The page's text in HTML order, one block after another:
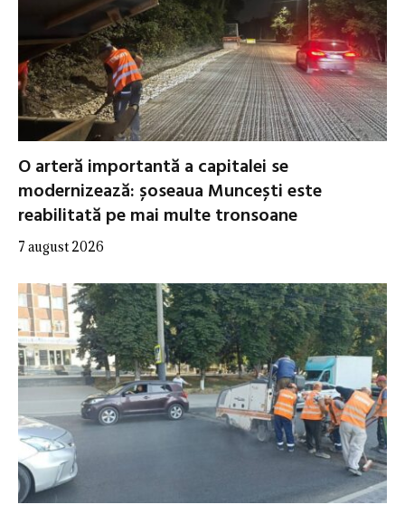
O arteră importantă a capitalei se
modernizează: șoseaua Muncești este
reabilitată pe mai multe tronsoane
7 august 2026